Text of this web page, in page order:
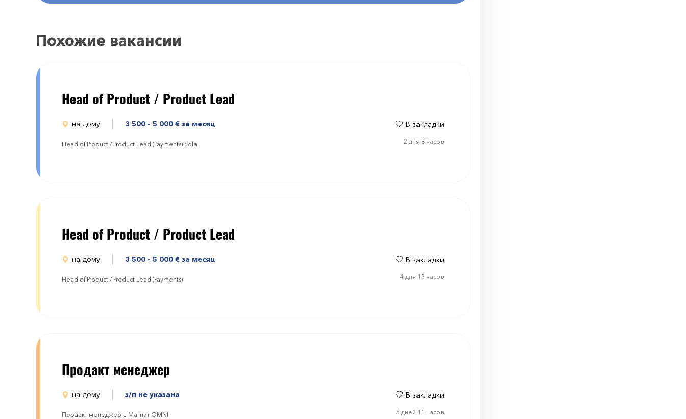
Похожие вакансии
Head of Product / Product Lead
на дому 3 500 - 5 000 € за месяц
Head of Product / Product Lead (Payments) Sola
В закладки
2 дня 8 часов
Head of Product / Product Lead
на дому 3 500 - 5 000 € за месяц
Head of Product / Product Lead (Payments)
В закладки
4 дня 13 часов
Продакт менеджер
на дому з/п не указана
Продакт менеджер в Магнит OMNI
В закладки
5 дней 11 часов